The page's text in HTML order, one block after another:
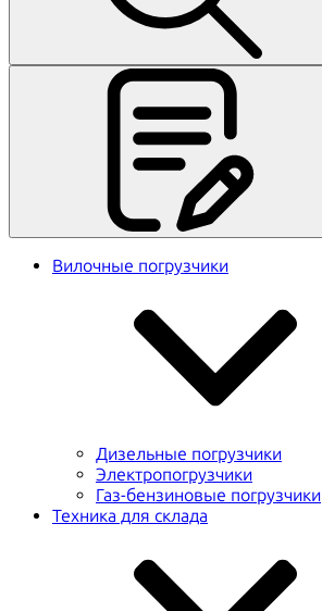
Вилочные погрузчики
Дизельные погрузчики
Электропогрузчики
Газ-бензиновые погрузчики
Техника для склада